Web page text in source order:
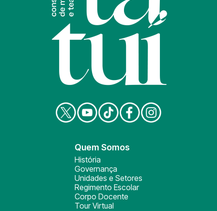
Quem Somos
História
Governança
Unidades e Setores
Regimento Escolar
Corpo Docente
Tour Virtual